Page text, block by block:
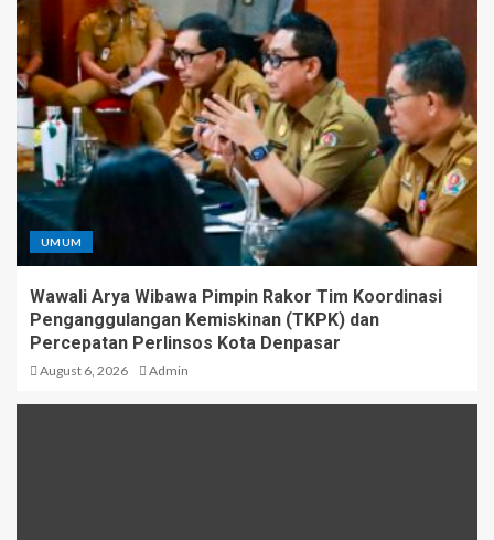
UMUM
Wawali Arya Wibawa Pimpin Rakor Tim Koordinasi
Penganggulangan Kemiskinan (TKPK) dan
Percepatan Perlinsos Kota Denpasar
August 6, 2026 Admin